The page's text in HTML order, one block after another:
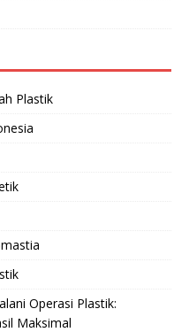
Plastik
Operasi Plastik:
Maksimal